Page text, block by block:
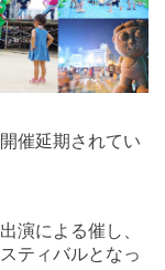
催延期されてい
演による催し、
ティバルとなっ